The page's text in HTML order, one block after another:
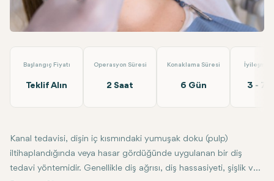
Başlangıç Fiyatı
Teklif Alın
Operasyon Süresi
2 Saat
Konaklama Süresi
6 Gün
İyileşme
3 - 7
Kanal tedavisi, dişin iç kısmındaki yumuşak doku (pulp)
iltihaplandığında veya hasar gördüğünde uygulanan bir diş
tedavi yöntemidir. Genellikle diş ağrısı, diş hassasiyeti, şişlik ve